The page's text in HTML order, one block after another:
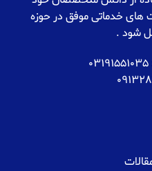
خدماتی موفق در حوزه
شود .